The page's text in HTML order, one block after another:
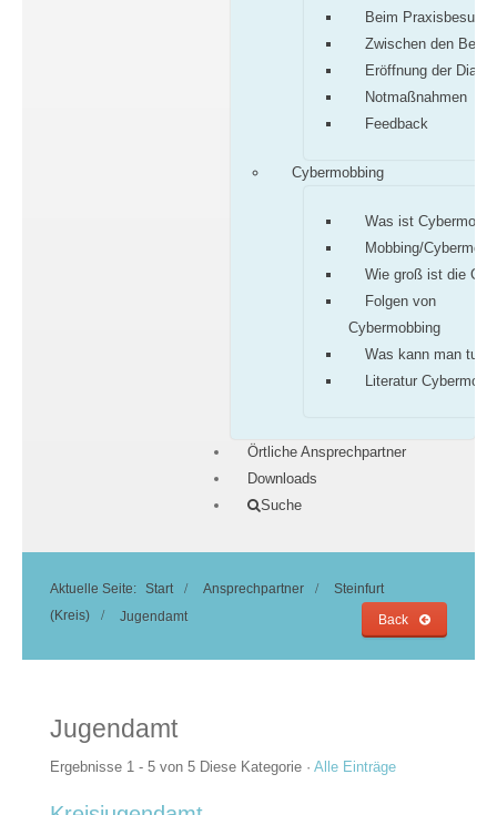
Beim Praxisbesuch
Zwischen den
Eröffnung der
Notmaßnahmen
Feedback
Cybermobbing
Was ist
Mobbing/
Wie groß ist die
Folgen von
Cybermobbing
Was kann man tun?
Literatur
Örtliche Ansprechpartner
Downloads
Suche
Aktuelle Seite: Start Ansprechpartner
Steinfurt
(Kreis)
Jugendamt Back
Jugendamt
Ergebnisse 1 - 5 von 5 Diese Kategorie · Alle Einträge